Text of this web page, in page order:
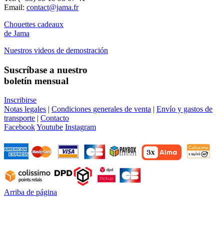
Email: contact@jama.fr
Chouettes cadeaux
de Jama
Nuestros videos de demostración
Suscríbase a nuestro
boletín mensual
Inscribirse
Notas legales | Condiciones generales de venta | Envío y gastos de
transporte | Contacto
FacebookYoutube Instagram
Arriba de página